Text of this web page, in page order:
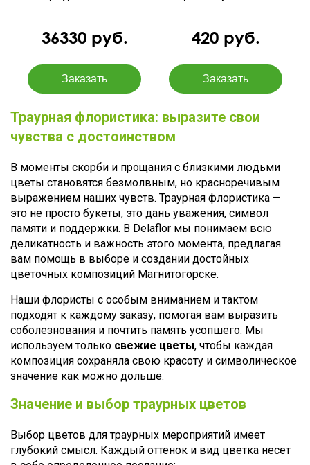
36330 руб. 420 руб.
Траурная флористика: выразите свои
чувства с достоинством
В моменты скорби и прощания с близкими людьми
цветы становятся безмолвным, но красноречивым
выражением наших чувств. Траурная флористика —
это не просто букеты, это дань уважения, символ
памяти и поддержки. В Delaflor мы понимаем всю
деликатность и важность этого момента, предлагая
вам помощь в выборе и создании достойных
цветочных композиций Магнитогорске.
Наши флористы с особым вниманием и тактом
подходят к каждому заказу, помогая вам выразить
соболезнования и почтить память усопшего. Мы
используем только свежие цветы, чтобы каждая
композиция сохраняла свою красоту и символическое
значение как можно дольше.
Значение и выбор траурных цветов
Выбор цветов для траурных мероприятий имеет
глубокий смысл. Каждый оттенок и вид цветка несет